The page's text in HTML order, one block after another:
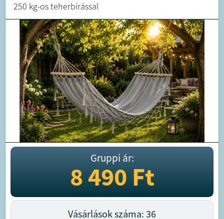
250 kg-os teherbírással
Gruppi ár:
8 490Ft
Vásárlások száma: 36